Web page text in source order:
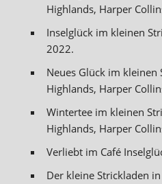
Highlands, Harper
Inselglück im kleinen
2022.
Neues Glück im kleinen
Highlands, Harper
Wintertee im kleinen
Highlands, Harper
Verliebt im Café
Der kleine Strickladen